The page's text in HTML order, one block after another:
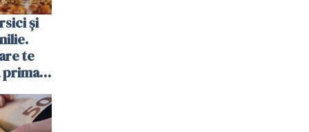
și
te
prima